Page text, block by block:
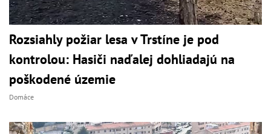
Rozsiahly požiar lesa v Trstíne je pod
kontrolou: Hasiči naďalej dohliadajú na
poškodené územie
Domáce